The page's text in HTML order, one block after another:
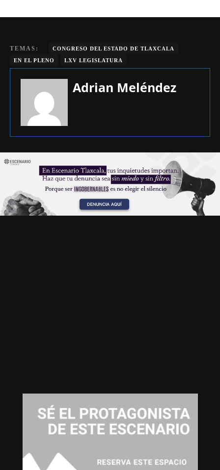
TEMAS:
CONGRESO DEL ESTADO DE TLAXCALA
EN EL PLENO
LXV LEGISLATURA
Adrian Meléndez